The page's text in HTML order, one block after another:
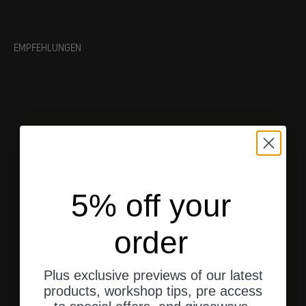
EMPFEHLUNGEN
Versand aus den USA
Schneller, direkter Versand an Ihre Adresse.
5% off your
order
Plus exclusive previews of our latest
products, workshop tips, pre access